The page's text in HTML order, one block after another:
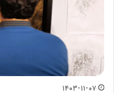
۱۴۰۳-۱۱-۰۷